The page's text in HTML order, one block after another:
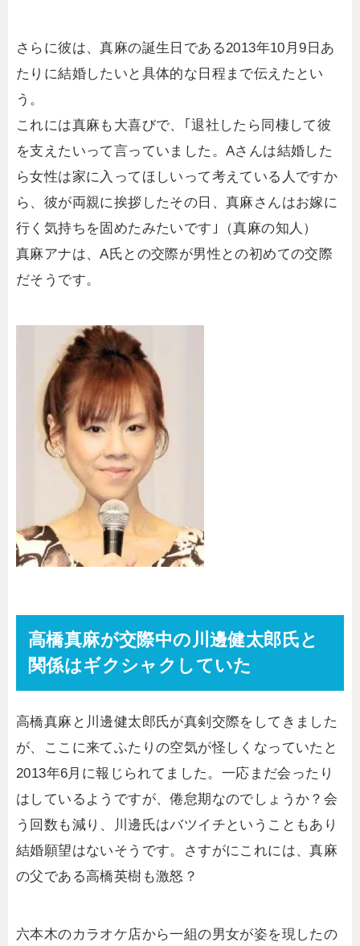
さらに彼は、真麻の誕生日である2013年10月9日あ
たりに結婚したいと具体的な日程まで伝えたとい
う。
これには真麻も大喜びで、｢退社したら同棲して彼
を支えたいって言っていました。Aさんは結婚した
ら女性は家に入ってほしいって考えている人ですか
ら、彼が両親に挨拶したその日、真麻さんはお嫁に
行く気持ちを固めたみたいです｣（真麻の知人）
真麻アナは、A氏との交際が男性との初めての交際
だそうです。
高橋真麻が交際中の川邊健太郎氏と
関係はギクシャクしていた
高橋真麻と川邊健太郎氏が真剣交際をしてきました
が、ここに来てふたりの空気が怪しくなっていたと
2013年6月に報じられてました。一応まだ会ったり
はしているようですが、倦怠期なのでしょうか？会
う回数も減り、川邊氏はバツイチということもあり
結婚願望はないそうです。さすがにこれには、真麻
の父である高橋英樹も激怒？
六本木のカラオケ店から一組の男女が姿を現したの